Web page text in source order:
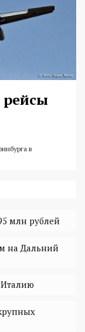
рейсы
в
млн рублей
на Дальний
Италию